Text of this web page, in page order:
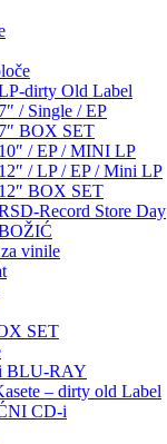
dirty Old Label
7″ / Single / EP
7″ BOX SET
10″ / EP / MINI LP
12″ / LP / EP / Mini LP
12″ BOX SET
Record Store Day
vinile
SET
BLU-RAY
– dirty old Label
CD-i